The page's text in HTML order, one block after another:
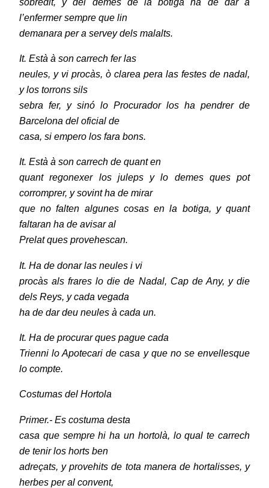
l’enfermer sempre que lin
demanara per a servey dels malalts.
It. Està à son carrech fer las
neules, y vi procàs, ò clarea pera las festes de nadal,
y los torrons sils
sebra fer, y sinó lo Procurador los ha pendrer de
Barcelona del oficial de
casa, si empero los fara bons.
It. Està à son carrech de quant en
quant regonexer los juleps y lo demes ques pot
corromprer, y sovint ha de mirar
que no falten algunes cosas en la botiga, y quant
faltaran ha de avisar al
Prelat ques provehescan.
It. Ha de donar las neules i vi
procàs als frares lo die de Nadal, Cap de Any, y die
dels Reys, y cada vegada
ha de dar deu neules à cada un.
It. Ha de procurar ques pague cada
Trienni lo Apotecari de casa y que no se envellesque
lo compte.
Costumas del Hortola
Primer.- Es costuma desta
casa que sempre hi ha un hortolà, lo qual te carrech
de tenir los horts ben
adreçats, y provehits de tota manera de hortalisses, y
herbes per al convent,